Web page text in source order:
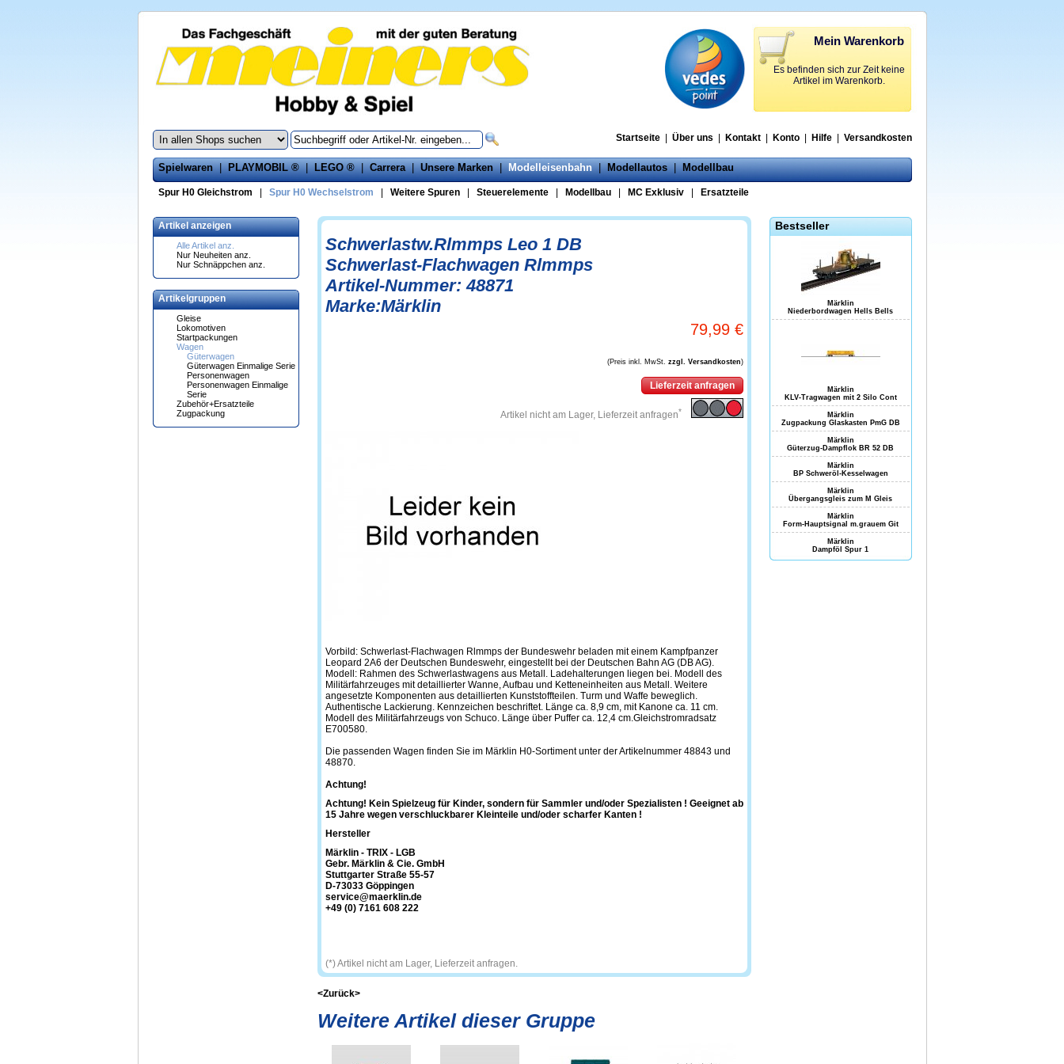
Mein Warenkorb
Es befinden sich zur Zeit keine
Artikel im Warenkorb.
Startseite| Über uns Kontakt| Konto| Hilfe| Versandkosten
Spielwaren|PLAYMOBIL ®|LEGO ®|Carrera|Unsere Marken|Modelleisenbahn|Modellautos|Modellbau
Spur H0 Gleichstrom Spur H0 Wechselstrom Weitere Spuren| Steuerelemente| Modellbau| MC Exklusiv| Ersatzteile
Artikel anzeigen
Alle Artikel anz.
Nur Neuheiten anz.
Nur Schnäppchen anz.
Artikelgruppen
Gleise
Lokomotiven
Startpackungen
Wagen
Güterwagen
Güterwagen Einmalige Serie
Personenwagen
Personenwagen Einmalige
Serie
Zubehör+Ersatzteile
Zugpackung
Schwerlastw.Rlmmps Leo 1 DB
Schwerlast-Flachwagen Rlmmps
Artikel-Nummer: 48871
Marke:Märklin
79,99 €
(Preis inkl. MwSt. zzgl. Versandkosten)
Lieferzeit anfragen
Artikel nicht am Lager, Lieferzeit anfragen*
Vorbild: Schwerlast-Flachwagen Rlmmps der Bundeswehr beladen mit einem Kampfpanzer
Leopard 2A6 der Deutschen Bundeswehr, eingestellt bei der Deutschen Bahn AG (DB AG).
Modell: Rahmen des Schwerlastwagens aus Metall. Ladehalterungen liegen bei. Modell des
Militärfahrzeuges mit detaillierter Wanne, Aufbau und Ketteneinheiten aus Metall. Weitere
angesetzte Komponenten aus detaillierten Kunststoffteilen. Turm und Waffe beweglich.
Authentische Lackierung. Kennzeichen beschriftet. Länge ca. 8,9 cm, mit Kanone ca. 11 cm.
Modell des Militärfahrzeugs von Schuco. Länge über Puffer ca. 12,4 cm.Gleichstromradsatz
E700580.
Die passenden Wagen finden Sie im Märklin H0-Sortiment unter der Artikelnummer 48843 und
48870.
Achtung!
Achtung! Kein Spielzeug für Kinder, sondern für Sammler und/oder Spezialisten ! Geeignet ab
15 Jahre wegen verschluckbarer Kleinteile und/oder scharfer Kanten !
Hersteller
Märklin - TRIX - LGB
Gebr. Märklin & Cie. GmbH
Stuttgarter Straße 55-57
D-73033 Göppingen
service@maerklin.de
+49 (0) 7161 608 222
(*) Artikel nicht am Lager, Lieferzeit anfragen.
<Zurück>
Weitere Artikel dieser Gruppe
Bestseller
Märklin
Niederbordwagen Hells Bells
Märklin
KLV-Tragwagen mit 2 Silo Cont
Märklin
Zugpackung Glaskasten PmG DB
Märklin
Güterzug-Dampflok BR 52 DB
Märklin
BP Schweröl-Kesselwagen
Märklin
Übergangsgleis zum M Gleis
Märklin
Form-Hauptsignal m.grauem Git
Märklin
Dampföl Spur 1